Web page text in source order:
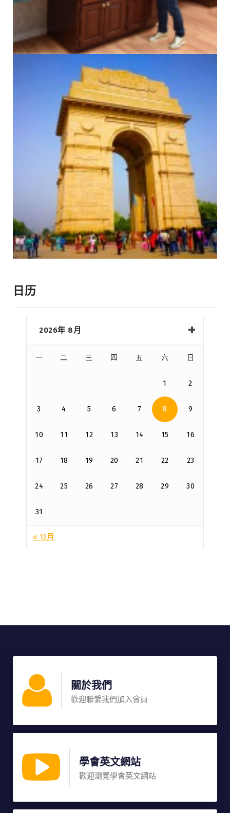
日历
2026年 8月
一 二 三 四 五 六 日
1 2
3 4 5 6 7 8 9
10 11 12 13 14 15 16
17 18 19 20 21 22 23
24 25 26 27 28 29 30
31
« 12月
關於我們
歡迎聯繫我們加入會員
學會英文網站
歡迎瀏覽學會英文網站